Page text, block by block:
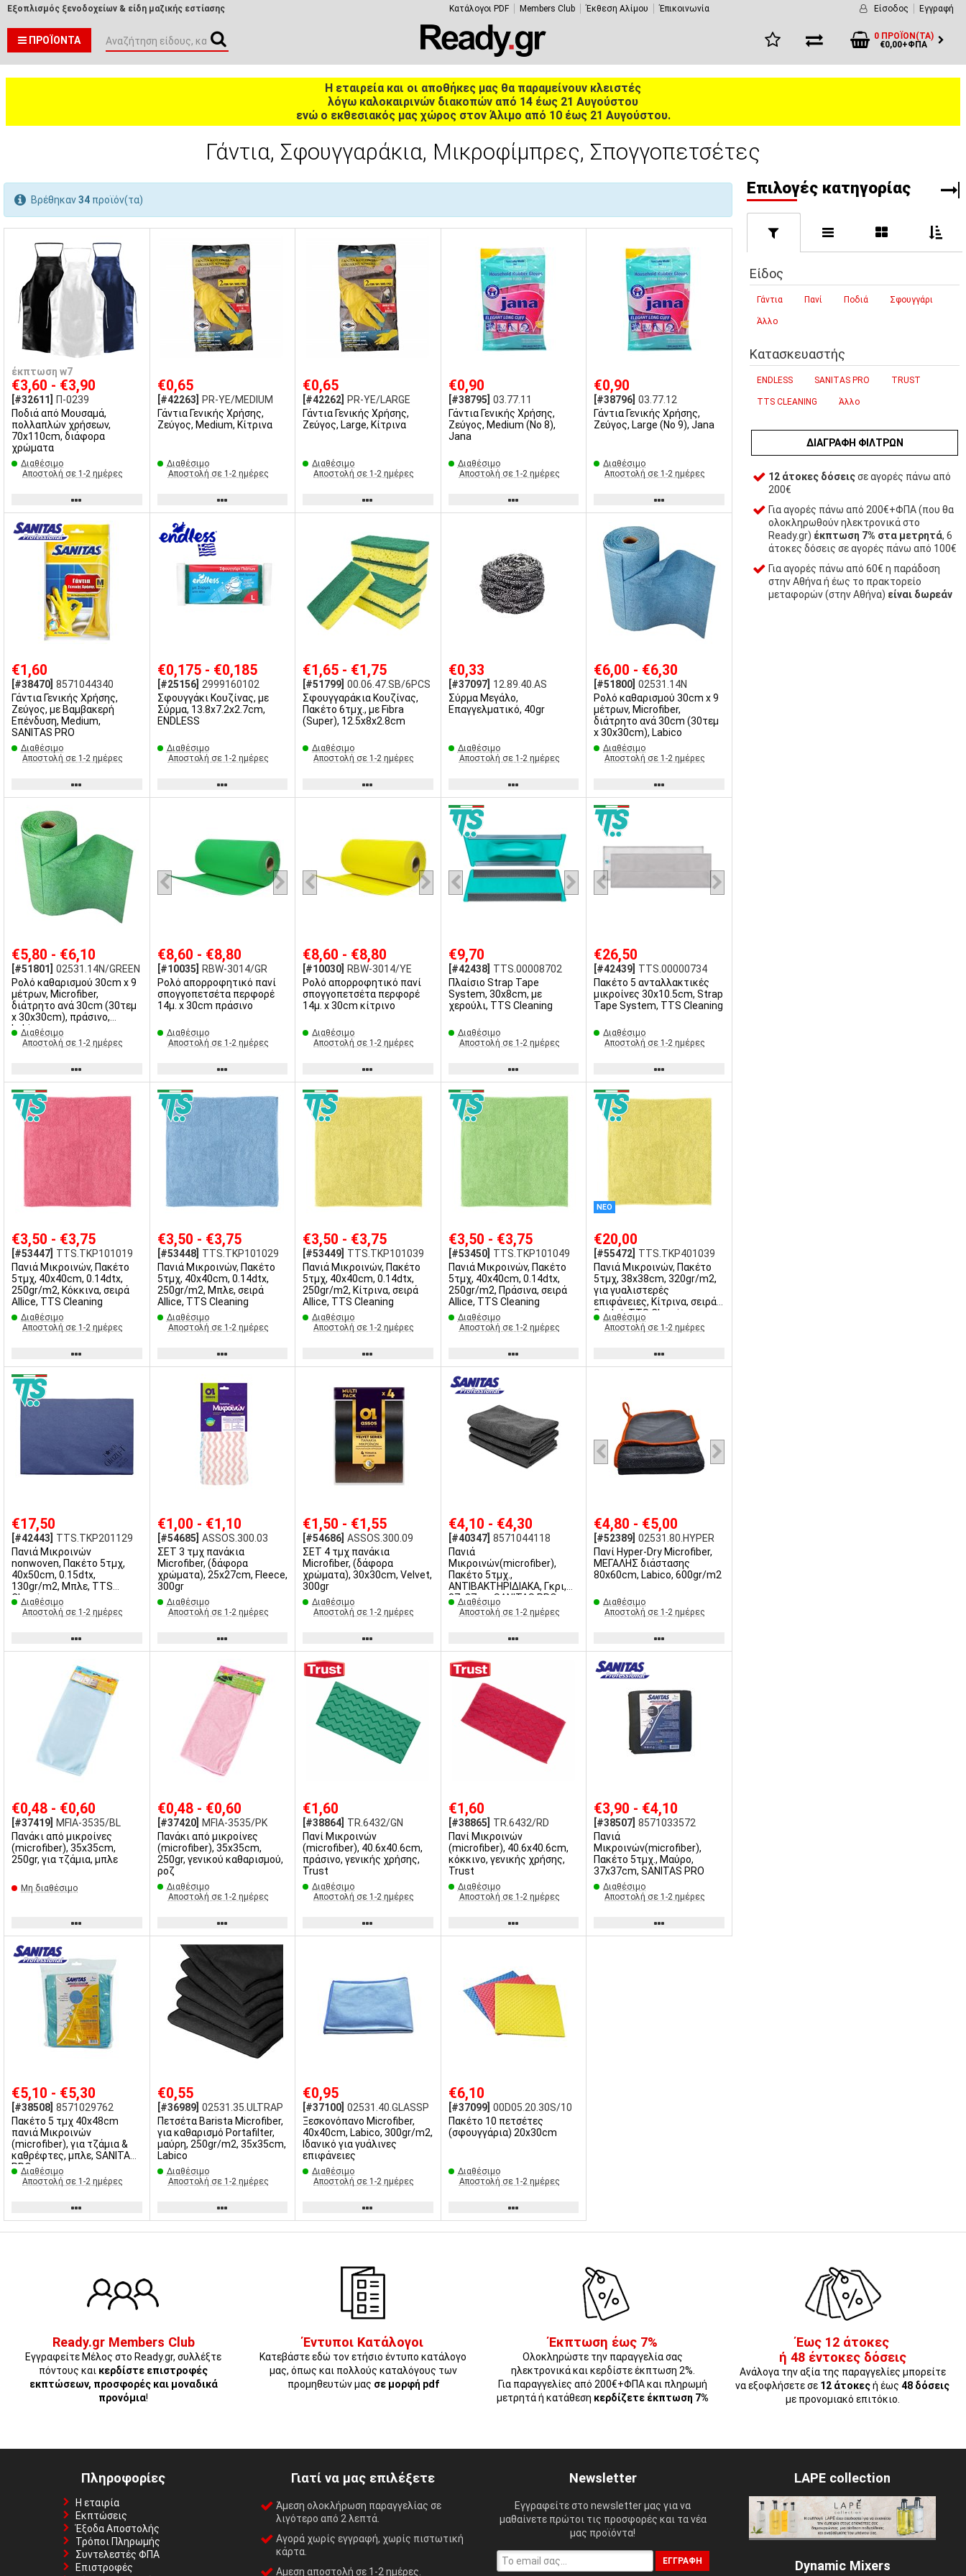
Εξοπλισμός ξενοδοχείων & είδη μαζικής εστίασης Κατάλογοι PDF Members Club Έκθεση Αλίμου Έπικοινωνία Είσοδος Εγγραφή
ΠΡΟΪΌΝΤΑ
0 ΠΡΟΪΌΝ(ΤΑ)
€0,00+ΦΠΑ
Η εταιρεία και οι αποθήκες μας θα παραμείνουν κλειστές
λόγω καλοκαιρινών διακοπών από 14 έως 21 Αυγούστου
ενώ ο εκθεσιακός μας χώρος στον Άλιμο από 10 έως 21 Αυγούστου.
Γάντια, Σφουγγαράκια, Μικροφίμπρες, Σπογγοπετσέτες
Βρέθηκαν34 προϊόν(τα)
έκπτωση w7
€3,60 - €3,90
[#32611]
Π-0239
Ποδιά από Μουσαμά,
πολλαπλών χρήσεων,
70x110cm, διάφορα
χρώματα
Διαθέσιμο
Αποστολή σε 1-2 ημέρες
€0,65
[#42263]
PR-YE/MEDIUM
Γάντια Γενικής Χρήσης,
Ζεύγος, Medium, Κίτρινα
Διαθέσιμο
Αποστολή σε 1-2 ημέρες
€0,65
[#42262]
PR-YE/LARGE
Γάντια Γενικής Χρήσης,
Ζεύγος, Large, Κίτρινα
Διαθέσιμο
Αποστολή σε 1-2 ημέρες
€0,90
[#38795] 03.77.11
Γάντια Γενικής Χρήσης,
Ζεύγος, Medium (No 8),
Jana
Διαθέσιμο
Αποστολή σε 1-2 ημέρες
€0,90
[#38796] 03.77.12
Γάντια Γενικής Χρήσης,
Ζεύγος, Large (No 9), Jana
Διαθέσιμο
Αποστολή σε 1-2 ημέρες
€1,60
[#38470] 8571044340
Γάντια Γενικής Χρήσης,
Ζεύγος, με Βαμβακερή
Επένδυση, Medium,
SANITAS PRO
Διαθέσιμο
Αποστολή σε 1-2 ημέρες
€0,175 - €0,185
[#25156] 2999160102
Σφουγγάκι Κουζίνας, με
Σύρμα, 13.8x7.2x2.7cm,
ENDLESS
Διαθέσιμο
Αποστολή σε 1-2 ημέρες
€1,65 - €1,75
[#51799] 00.06.47.SB/6PCS
Σφουγγαράκια Κουζίνας,
Πακέτο 6τμχ., με Fibra
(Super), 12.5x8x2.8cm
Διαθέσιμο
Αποστολή σε 1-2 ημέρες
€0,33
[#37097] 12.89.40.AS
Σύρμα Μεγάλο,
Επαγγελματικό, 40gr
Διαθέσιμο
Αποστολή σε 1-2 ημέρες
€6,00 - €6,30
[#51800] 02531.14N
Ρολό καθαρισμού 30cm x 9
μέτρων, Microfiber,
διάτρητο ανά 30cm (30τεμ
x 30x30cm), Labico
Διαθέσιμο
Αποστολή σε 1-2 ημέρες
€5,80 - €6,10
[#51801]
02531.14N/GREEN
Ρολό καθαρισμού 30cm x 9
μέτρων, Microfiber,
διάτρητο ανά 30cm (30τεμ
x 30x30cm), πράσινο,
Labico
Διαθέσιμο
Αποστολή σε 1-2 ημέρες
€8,60 - €8,80
[#10035]
RBW-3014/GR
Ρολό απορροφητικό πανί
σπογγοπετσέτα περφορέ
14μ. x 30cm πράσινο
Διαθέσιμο
Αποστολή σε 1-2 ημέρες
€8,60 - €8,80
[#10030]
RBW-3014/YE
Ρολό απορροφητικό πανί
σπογγοπετσέτα περφορέ
14μ. x 30cm κίτρινο
Διαθέσιμο
Αποστολή σε 1-2 ημέρες
€9,70
[#42438] TTS.00008702
Πλαίσιο Strap Tape
System, 30x8cm, με
χερούλι, TTS Cleaning
Διαθέσιμο
Αποστολή σε 1-2 ημέρες
€26,50
[#42439] TTS.00000734
Πακέτο 5 ανταλλακτικές
μικροίνες 30x10.5cm, Strap
Tape System, TTS Cleaning
Διαθέσιμο
Αποστολή σε 1-2 ημέρες
€3,50 - €3,75
[#53447] TTS.TKP101019
Πανιά Μικροινών, Πακέτο
5τμχ, 40x40cm, 0.14dtx,
250gr/m2, Κόκκινα, σειρά
Allice, TTS Cleaning
Διαθέσιμο
Αποστολή σε 1-2 ημέρες
€3,50 - €3,75
[#53448] TTS.TKP101029
Πανιά Μικροινών, Πακέτο
5τμχ, 40x40cm, 0.14dtx,
250gr/m2, Μπλε, σειρά
Allice, TTS Cleaning
Διαθέσιμο
Αποστολή σε 1-2 ημέρες
€3,50 - €3,75
[#53449] TTS.TKP101039
Πανιά Μικροινών, Πακέτο
5τμχ, 40x40cm, 0.14dtx,
250gr/m2, Κίτρινα, σειρά
Allice, TTS Cleaning
Διαθέσιμο
Αποστολή σε 1-2 ημέρες
€3,50 - €3,75
[#53450] TTS.TKP101049
Πανιά Μικροινών, Πακέτο
5τμχ, 40x40cm, 0.14dtx,
250gr/m2, Πράσινα, σειρά
Allice, TTS Cleaning
Διαθέσιμο
Αποστολή σε 1-2 ημέρες
ΝΕΟ
€20,00
[#55472] TTS.TKP401039
Πανιά Μικροινών, Πακέτο
5τμχ, 38x38cm, 320gr/m2,
για γυαλιστερές
επιφάνειες, Κίτρινα, σειρά
Scalet, TTS Cleaning
Διαθέσιμο
Αποστολή σε 1-2 ημέρες
€17,50
[#42443]
TTS.TKP201129
Πανιά Μικροινών
nonwoven, Πακέτο 5τμχ,
40x50cm, 0.15dtx,
130gr/m2, Μπλε, TTS
Cleaning
Διαθέσιμο
Αποστολή σε 1-2 ημέρες
€1,00 - €1,10
[#54685] ASSOS.300.03
ΣΕΤ 3 τμχ πανάκια
Microfiber, (δάφορα
χρώματα), 25x27cm, Fleece,
300gr
Διαθέσιμο
Αποστολή σε 1-2 ημέρες
€1,50 - €1,55
[#54686] ASSOS.300.09
ΣΕΤ 4 τμχ πανάκια
Microfiber, (δάφορα
χρώματα), 30x30cm, Velvet,
300gr
Διαθέσιμο
Αποστολή σε 1-2 ημέρες
€4,10 - €4,30
[#40347] 8571044118
Πανιά
Μικροινών(microfiber),
Πακέτο 5τμχ.,
ΑΝΤΙΒΑΚΤΗΡΙΔΙΑΚΑ, Γκρι,
37x37cm SANITAS PRO
Διαθέσιμο
Αποστολή σε 1-2 ημέρες
€4,80 - €5,00
[#52389] 02531.80.HYPER
Πανί Hyper-Dry Microfiber,
ΜΕΓΑΛΗΣ διάστασης
80x60cm, Labico, 600gr/m2
Διαθέσιμο
Αποστολή σε 1-2 ημέρες
€0,48 - €0,60
[#37419]
MFIA-3535/BL
Πανάκι από μικροίνες
(microfiber), 35x35cm,
250gr, για τζάμια, μπλε
Μη διαθέσιμο
€0,48 - €0,60
[#37420]
MFIA-3535/PK
Πανάκι από μικροίνες
(microfiber), 35x35cm,
250gr, γενικού καθαρισμού,
ροζ
Διαθέσιμο
Αποστολή σε 1-2 ημέρες
€1,60
[#38864] TR.6432/GN
Πανί Μικροινών
(microfiber), 40.6x40.6cm,
πράσινο, γενικής χρήσης,
Trust
Διαθέσιμο
Αποστολή σε 1-2 ημέρες
€1,60
[#38865]
TR.6432/RD
Πανί Μικροινών
(microfiber), 40.6x40.6cm,
κόκκινο, γενικής χρήσης,
Trust
Διαθέσιμο
Αποστολή σε 1-2 ημέρες
€3,90 - €4,10
[#38507] 8571033572
Πανιά
Μικροινών(microfiber),
Πακέτο 5τμχ., Μαύρο,
37x37cm, SANITAS PRO
Διαθέσιμο
Αποστολή σε 1-2 ημέρες
€5,10 - €5,30
[#38508] 8571029762
Πακέτο 5 τμχ 40x48cm
πανιά Μικροινών
(microfiber), για τζάμια &
καθρέφτες, μπλε, SANITAS
PROΔιαθέσιμο
Αποστολή σε 1-2 ημέρες
€0,55
[#36989] 02531.35.ULTRAP
Πετσέτα Barista Microfiber,
για καθαρισμό Portafilter,
μαύρη, 250gr/m2, 35x35cm,
Labico
Διαθέσιμο
Αποστολή σε 1-2 ημέρες
€0,95
[#37100] 02531.40.GLASSP
Ξεσκονόπανο Microfiber,
40x40cm, Labico, 300gr/m2,
Ιδανικό για γυάλινες
επιφάνειες
Διαθέσιμο
Αποστολή σε 1-2 ημέρες
€6,10
[#37099] 00D05.20.30S/10
Πακέτο 10 πετσέτες
(σφουγγάρια) 20x30cm
Διαθέσιμο
Αποστολή σε 1-2 ημέρες
Eπιλογές κατηγορίας
Είδος
Γάντια Πανί Ποδιά Σφουγγάρι
Άλλο
Κατασκευαστής
ENDLESS SANITAS PRO TRUST
TTS CLEANING Άλλο
ΔΙΑΓΡΑΦΉ ΦΊΛΤΡΩΝ
12 άτοκες δόσειςσε αγορές πάνω από
200€
Για αγορές πάνω από 200€+ΦΠΑ (που θα
ολοκληρωθούν ηλεκτρονικά στο
Ready.gr) έκπτωση 7% στα μετρητά, 6
άτοκες δόσεις σε αγορές πάνω από 100€
Για αγορές πάνω από 60€ η παράδοση
στην Αθήνα ή έως το πρακτορείο
μεταφορών (στην Αθήνα) είναι δωρεάν
Ready.gr Members Club
Εγγραφείτε Μέλος στο Ready.gr, συλλέξτε
πόντους και κερδίστε επιστροφές
εκπτώσεων, προσφορές και μοναδικά
προνόμια!
Έντυποι Κατάλογοι
Κατεβάστε εδώ τον ετήσιο έντυπο κατάλογο
μας, όπως και πολλούς καταλόγους των
προμηθευτών μας σε μορφή pdf
Έκπτωση έως 7%
Ολοκληρώστε την παραγγελία σας
ηλεκτρονικά και κερδίστε έκπτωση 2%.
Για παραγγελίες από 200€+ΦΠΑ και πληρωμή
μετρητά ή κατάθεση κερδίζετε έκπτωση 7%
Έως 12 άτοκες
ή 48 έντοκες δόσεις
Ανάλογα την αξία της παραγγελίες μπορείτε
να εξοφλήσετε σε 12 άτοκεςή έως48 δόσεις
με προνομιακό επιτόκιο.
Πληροφορίες
Η εταιρία
Εκπτώσεις
Έξοδα Αποστολής
Τρόποι Πληρωμής
Συντελεστές ΦΠΑ
Επιστροφές
Γιατί να μας επιλέξετε
Άμεση ολοκλήρωση παραγγελίας σε
λιγότερο από 2 λεπτά.
Αγορά χωρίς εγγραφή, χωρίς πιστωτική
κάρτα.
Αμεση αποστολή σε 1-2 ημέρες.
Newsletter
Εγγραφείτε στο newsletter μας για να
μαθαίνετε πρώτοι τις προσφορές και τα νέα
μας προϊόντα!
ΕΓΓΡΑΦΉ
LAPE collection
Dynamic Mixers